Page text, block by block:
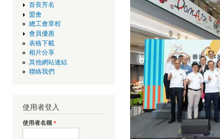
首長芳名
盟會
總工會章程
會員優惠
表格下載
相片分享
其他網站連結
聯絡我們
使用者登入
使用者名稱*